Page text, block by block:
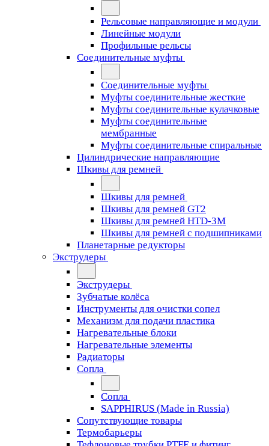
Рельсовые направляющие и модули
Линейные модули
Профильные рельсы
Соединительные муфты
Соединительные муфты
Муфты соединительные жесткие
Муфты соединительные кулачковые
Муфты соединительные
мембранные
Муфты соединительные спиральные
Цилиндрические направляющие
Шкивы для ремней
Шкивы для ремней
Шкивы для ремней GT2
Шкивы для ремней HTD-3M
Шкивы для ремней с подшипниками
Планетарные редукторы
Экструдеры
Экструдеры
Зубчатые колёса
Инструменты для очистки сопел
Механизм для подачи пластика
Нагревательные блоки
Нагревательные элементы
Радиаторы
Сопла
Сопла
SAPPHIRUS (Made in Russia)
Сопутствующие товары
Термобарьеры